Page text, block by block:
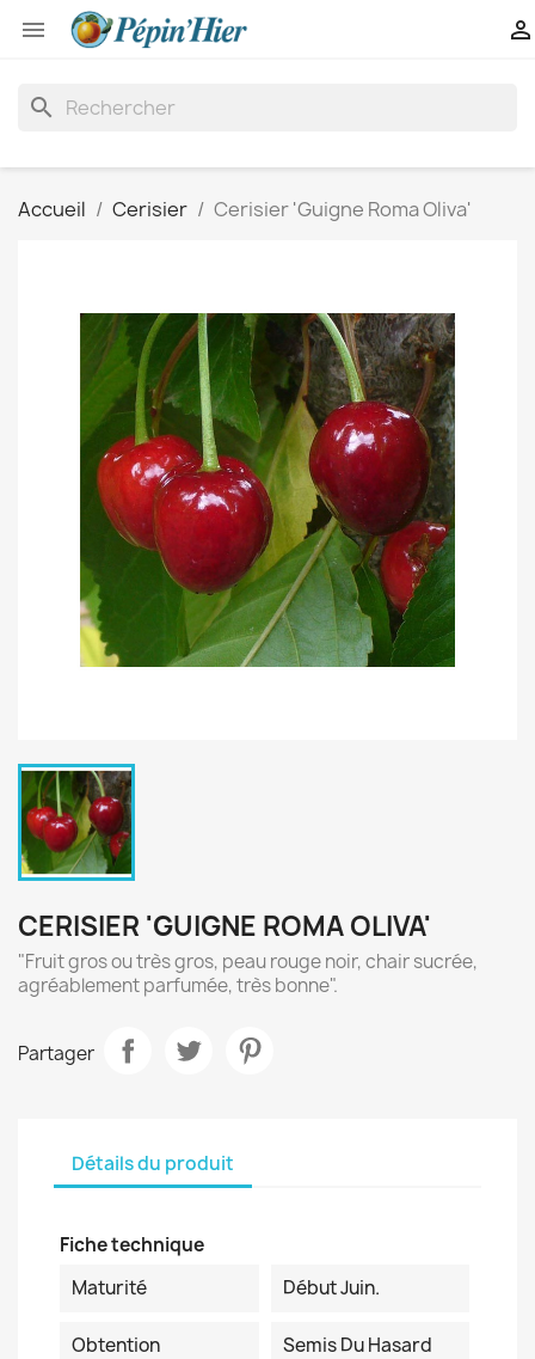
 
search
Accueil Cerisier Cerisier 'Guigne Roma Oliva'
CERISIER 'GUIGNE ROMA OLIVA'
"Fruit gros ou très gros, peau rouge noir, chair sucrée,
agréablement parfumée, très bonne".
Partager
Détails du produit
Fiche technique
Maturité
Début Juin.
Obtention
Semis Du Hasard